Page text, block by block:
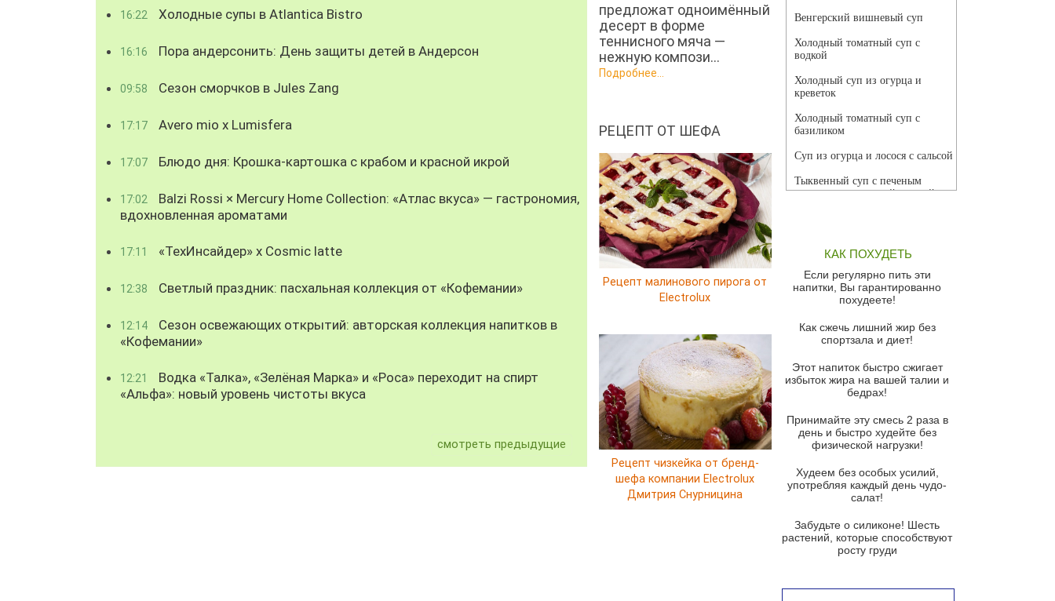
16:22 Холодные супы в Atlantica Bistro
16:16 Пора андерсонить: День защиты детей в Андерсон
09:58 Сезон сморчков в Jules Zang
17:17 Avero mio x Lumisfera
17:07 Блюдо дня: Крошка-картошка с крабом и красной икрой
17:02
Balzi Rossi × Mercury Home Collection: «Атлас вкуса» — гастрономия,
вдохновленная ароматами
17:11 «ТехИнсайдер» х Cosmic latte
12:38 Светлый праздник: пасхальная коллекция от «Кофемании»
12:14
Сезон освежающих открытий: авторская коллекция напитков в
«Кофемании»
12:21
Водка «Талка», «Зелёная Марка» и «Роса» переходит на спирт
«Альфа»: новый уровень чистоты вкуса
смотреть предыдущие
предложат одноимённый
десерт в форме
теннисного мяча —
нежную компози...
Подробнее...
РЕЦЕПТ ОТ ШЕФА
Рецепт малинового пирога от
Electrolux
Рецепт чизкейка от бренд-
шефа компании Electrolux
Дмитрия Снурницина
Венгерский вишневый суп
Холодный томатный суп с
водкой
Холодный суп из огурца и
креветок
Холодный томатный суп с
базиликом
Суп из огурца и лосося с сальсой
Тыквенный суп с печеным
чесноком и томатной сальсой
красного перца
Парижский луковый суп
Суп из спаржи и горошка с
Суп-крем из цветной капусты
Французский луковый суп
Суп из баклажанов с моцареллой
Грибной крем-суп с кростини с
козьим сыром
Суп мисо с зеленым луком и
тофу
из рукколы
Португальский чесночный суп с
КАК ПОХУДЕТЬ
Если регулярно пить эти
напитки, Вы гарантированно
похудеете!
Как сжечь лишний жир без
спортзала и диет!
Этот напиток быстро сжигает
избыток жира на вашей талии и
бедрах!
Принимайте эту смесь 2 раза в
день и быстро худейте без
физической нагрузки!
Худеем без особых усилий,
употребляя каждый день чудо-
салат!
Забудьте о силиконе! Шесть
растений, которые способствуют
росту груди